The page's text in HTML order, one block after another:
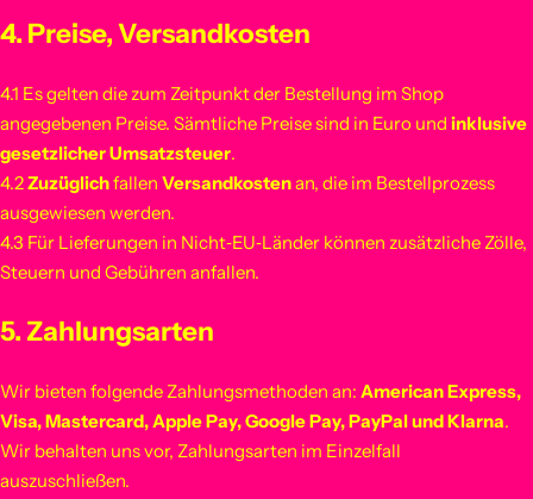
4. Preise, Versandkosten
4.1 Es gelten die zum Zeitpunkt der Bestellung im Shop
angegebenen Preise. Sämtliche Preise sind in Euro und inklusive
gesetzlicher Umsatzsteuer.
4.2Zuzüglichfallen Versandkostenan, die im Bestellprozess
ausgewiesen werden.
4.3 Für Lieferungen in Nicht‑EU‑Länder können zusätzliche Zölle,
Steuern und Gebühren anfallen.
5. Zahlungsarten
Wir bieten folgende Zahlungsmethoden an: American Express,
Visa, Mastercard, Apple Pay, Google Pay, PayPal und Klarna.
Wir behalten uns vor, Zahlungsarten im Einzelfall
auszuschließen.